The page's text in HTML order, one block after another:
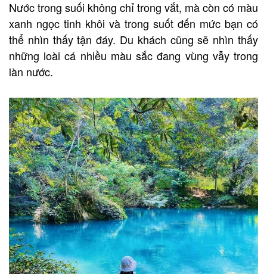
Nước trong suối không chỉ trong vắt, mà còn có màu
xanh ngọc tinh khôi và trong suốt đến mức bạn có
thể nhìn thấy tận đáy. Du khách cũng sẽ nhìn thấy
những loài cá nhiều màu sắc đang vùng vẫy trong
làn nước.